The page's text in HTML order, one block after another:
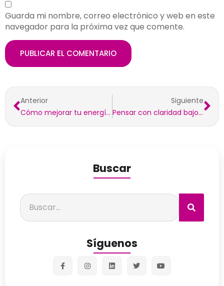
Guarda mi nombre, correo electrónico y web en este
navegador para la próxima vez que comente.
Anterior
Cómo mejorar tu energía diaria de forma natural
Siguiente
Pensar con claridad bajo presión: una habilidad clave para el éxito profesional.
Buscar
Síguenos